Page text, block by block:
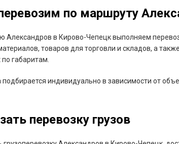
по маршруту
Александров в Кирово-Чепецк выполняем
товаров для торговли и складов, а
габаритам.
подбирается индивидуально в зависимости от
перевозку грузов